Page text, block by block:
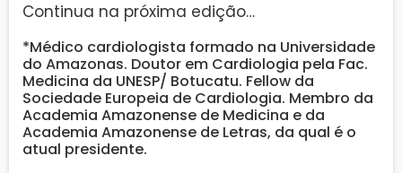
Continua na próxima edição…
*Médico cardiologista formado na Universidade
do Amazonas. Doutor em Cardiologia pela Fac.
Medicina da UNESP/ Botucatu. Fellow da
Sociedade Europeia de Cardiologia. Membro da
Academia Amazonense de Medicina e da
Academia Amazonense de Letras, da qual é o
atual presidente.